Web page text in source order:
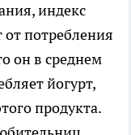
индекс
от потребления
он в среднем
йогурт,
продукта.